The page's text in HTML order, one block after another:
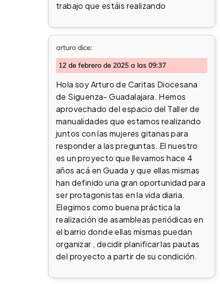
trabajo que estáis realizando
arturo dice:
12 de febrero de 2025 a las 09:37
Hola soy Arturo de Caritas Diocesana
de Siguenza- Guadalajara. Hemos
aprovechado del espacio del Taller de
manualidades que estamos realizando
juntos con las mujeres gitanas para
responder a las preguntas. El nuestro
es un proyecto que llevamos hace 4
años acá en Guada y que ellas mismas
han definido una gran oportunidad para
ser protagonistas en la vida diaria.
Elegimos como buena práctica la
realización de asambleas periódicas en
el barrio donde ellas mismas puedan
organizar , decidir planificar las pautas
del proyecto a partir de su condición.